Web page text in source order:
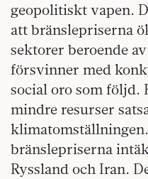
geopolitiskt vapen.
att bränslepriserna
sektorer beroende
försvinner med
social oro som
mindre resurser
bränslepriserna
Ryssland och Iran.